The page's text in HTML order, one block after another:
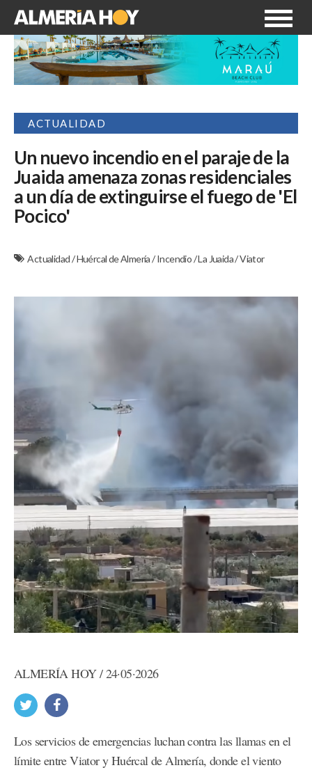
ACTUALIDAD
Un nuevo incendio en el paraje de la
Juaida amenaza zonas residenciales
a un día de extinguirse el fuego de 'El
Pocico'
Actualidad/Huércal de Almería/Incendio/La Juaida/Viator
ALMERÍA HOY / 24·05·2026
Los servicios de emergencias luchan contra las llamas en el
límite entre Viator y Huércal de Almería, donde el viento